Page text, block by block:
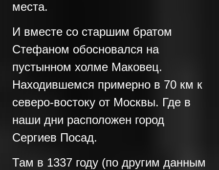
места.
И вместе со старшим братом
Стефаном обосновался на
пустынном холме Маковец.
Находившемся примерно в 70 км к
северо-востоку от Москвы. Где в
наши дни расположен город
Сергиев Посад.
Там в 1337 году (по другим данным